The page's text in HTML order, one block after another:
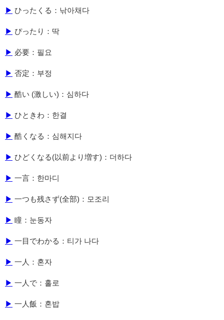
▶ ひったくる：낚아채다
▶ ぴったり：딱
▶ 必要：필요
▶ 否定：부정
▶ 酷い (激しい)：심하다
▶ ひときわ：한결
▶ 酷くなる：심해지다
▶ ひどくなる(以前より増す)：더하다
▶ 一言：한마디
▶ 一つも残さず(全部)：모조리
▶ 瞳：눈동자
▶ 一目でわかる：티가 나다
▶ 一人：혼자
▶ 一人で：홀로
▶ 一人飯：혼밥